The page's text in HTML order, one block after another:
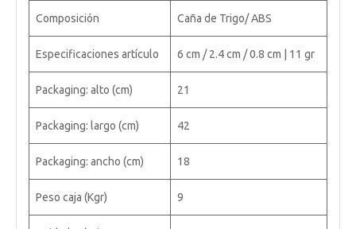
Composición Caña de Trigo/ ABS
Especificaciones artículo 6 cm / 2.4 cm / 0.8 cm | 11 gr
Packaging: alto (cm) 21
Packaging: largo (cm) 42
Packaging: ancho (cm) 18
Peso caja (Kgr) 9